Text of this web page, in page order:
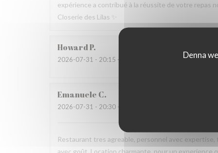
Denna
expérience a contribué à la réussite de votre repas
Closerie des Lilas ✨
HowardP
2026-07-31 - 20:15 - guests 4
Emanuele C
2026-07-31 - 20:30 - guests 2
Restaurant tres agreable, personnel avec
avec goût. Location charmante, pour un